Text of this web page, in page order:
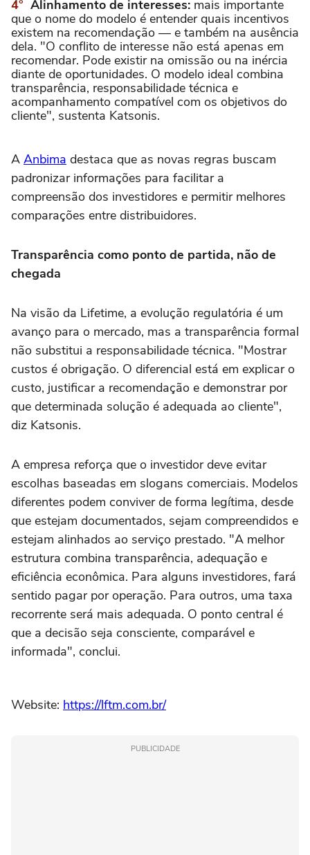
Alinhamento de interesses: mais importante
que o nome do modelo é entender quais incentivos
existem na recomendação — e também na ausência
dela. "O conflito de interesse não está apenas em
recomendar. Pode existir na omissão ou na inércia
diante de oportunidades. O modelo ideal combina
transparência, responsabilidade técnica e
acompanhamento compatível com os objetivos do
cliente", sustenta Katsonis.
A Anbima destaca que as novas regras buscam
padronizar informações para facilitar a
compreensão dos investidores e permitir melhores
comparações entre distribuidores.
Transparência como ponto de partida, não de
chegada
Na visão da Lifetime, a evolução regulatória é um
avanço para o mercado, mas a transparência formal
não substitui a responsabilidade técnica. "Mostrar
custos é obrigação. O diferencial está em explicar o
custo, justificar a recomendação e demonstrar por
que determinada solução é adequada ao cliente",
diz Katsonis.
A empresa reforça que o investidor deve evitar
escolhas baseadas em slogans comerciais. Modelos
diferentes podem conviver de forma legítima, desde
que estejam documentados, sejam compreendidos e
estejam alinhados ao serviço prestado. "A melhor
estrutura combina transparência, adequação e
eficiência econômica. Para alguns investidores, fará
sentido pagar por operação. Para outros, uma taxa
recorrente será mais adequada. O ponto central é
que a decisão seja consciente, comparável e
informada", conclui.
Website: https://lftm.com.br/
PUBLICIDADE